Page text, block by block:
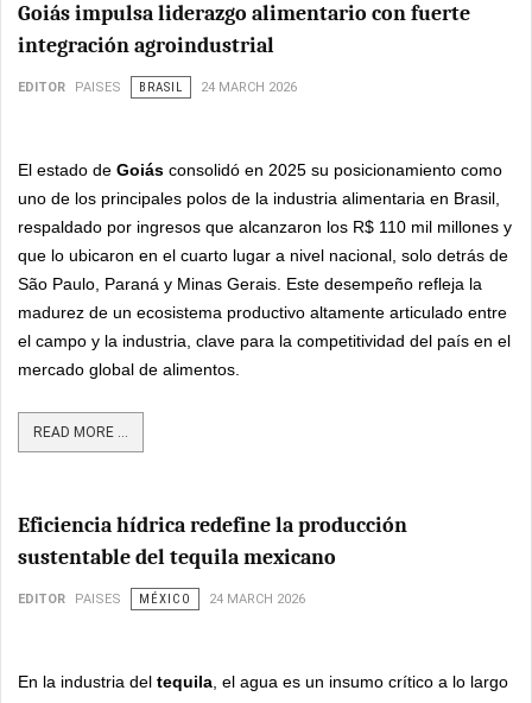
Goiás impulsa liderazgo alimentario con fuerte
integración agroindustrial
EDITOR PAISES BRASIL 24 MARCH 2026
El estado de Goiás consolidó en 2025 su posicionamiento como
uno de los principales polos de la industria alimentaria en Brasil,
respaldado por ingresos que alcanzaron los R$ 110 mil millones y
que lo ubicaron en el cuarto lugar a nivel nacional, solo detrás de
São Paulo, Paraná y Minas Gerais. Este desempeño refleja la
madurez de un ecosistema productivo altamente articulado entre
el campo y la industria, clave para la competitividad del país en el
mercado global de alimentos.
READ MORE ...
Eficiencia hídrica redefine la producción
sustentable del tequila mexicano
EDITOR PAISES MÉXICO 24 MARCH 2026
En la industria del tequila , el agua es un insumo crítico a lo largo